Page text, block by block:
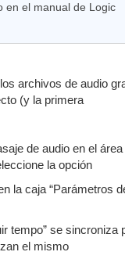
en el manual de Logic
archivos de audio
(y la primera
de audio en el
la opción
la caja “Parámetros
tempo” se sincroniza
el mismo